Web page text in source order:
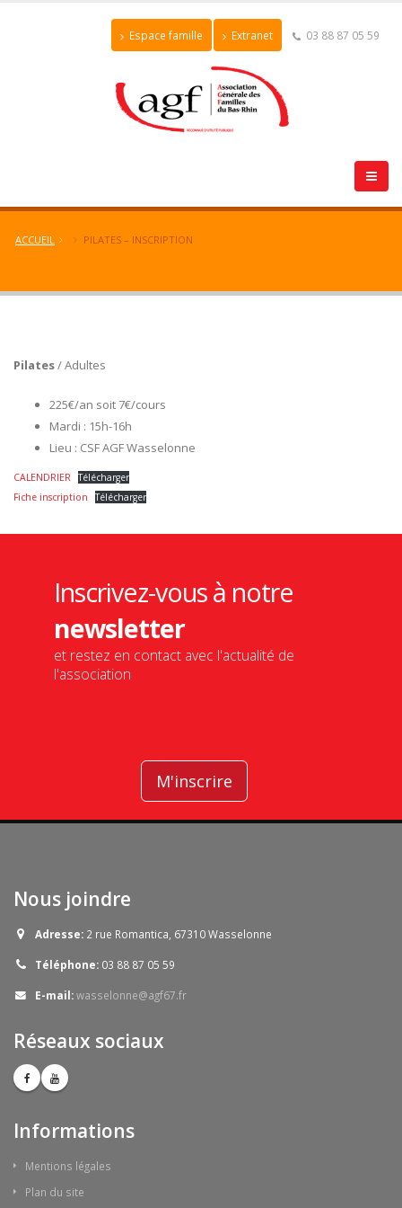
Espace famille Extranet 03 88 87 05 59
ACCUEIL PILATES – INSCRIPTION
Pilates/ Adultes
225€/an soit 7€/cours
Mardi : 15h-16h
Lieu : CSF AGF Wasselonne
CALENDRIER Télécharger
Fiche inscription
Télécharger
Inscrivez-vous à notre
newsletter
et restez en contact avec l'actualité de
l'association
M'inscrire
Nous joindre
Adresse: 2 rue Romantica, 67310 Wasselonne
Téléphone: 03 88 87 05 59
E-mail:wasselonne@agf67.fr
Réseaux sociaux
Informations
Mentions légales
Plan du site